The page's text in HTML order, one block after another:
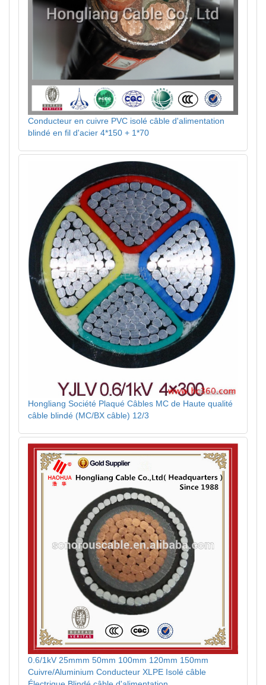
Conducteur en cuivre PVC isolé câble d'alimentation
blindé en fil d'acier 4*150 + 1*70
Hongliang Société Plaqué Câbles MC de Haute qualité
câble blindé (MC/BX câble) 12/3
0.6/1kV 25mmm 50mm 100mm 120mm 150mm
Cuivre/Aluminium Conducteur XLPE Isolé câble